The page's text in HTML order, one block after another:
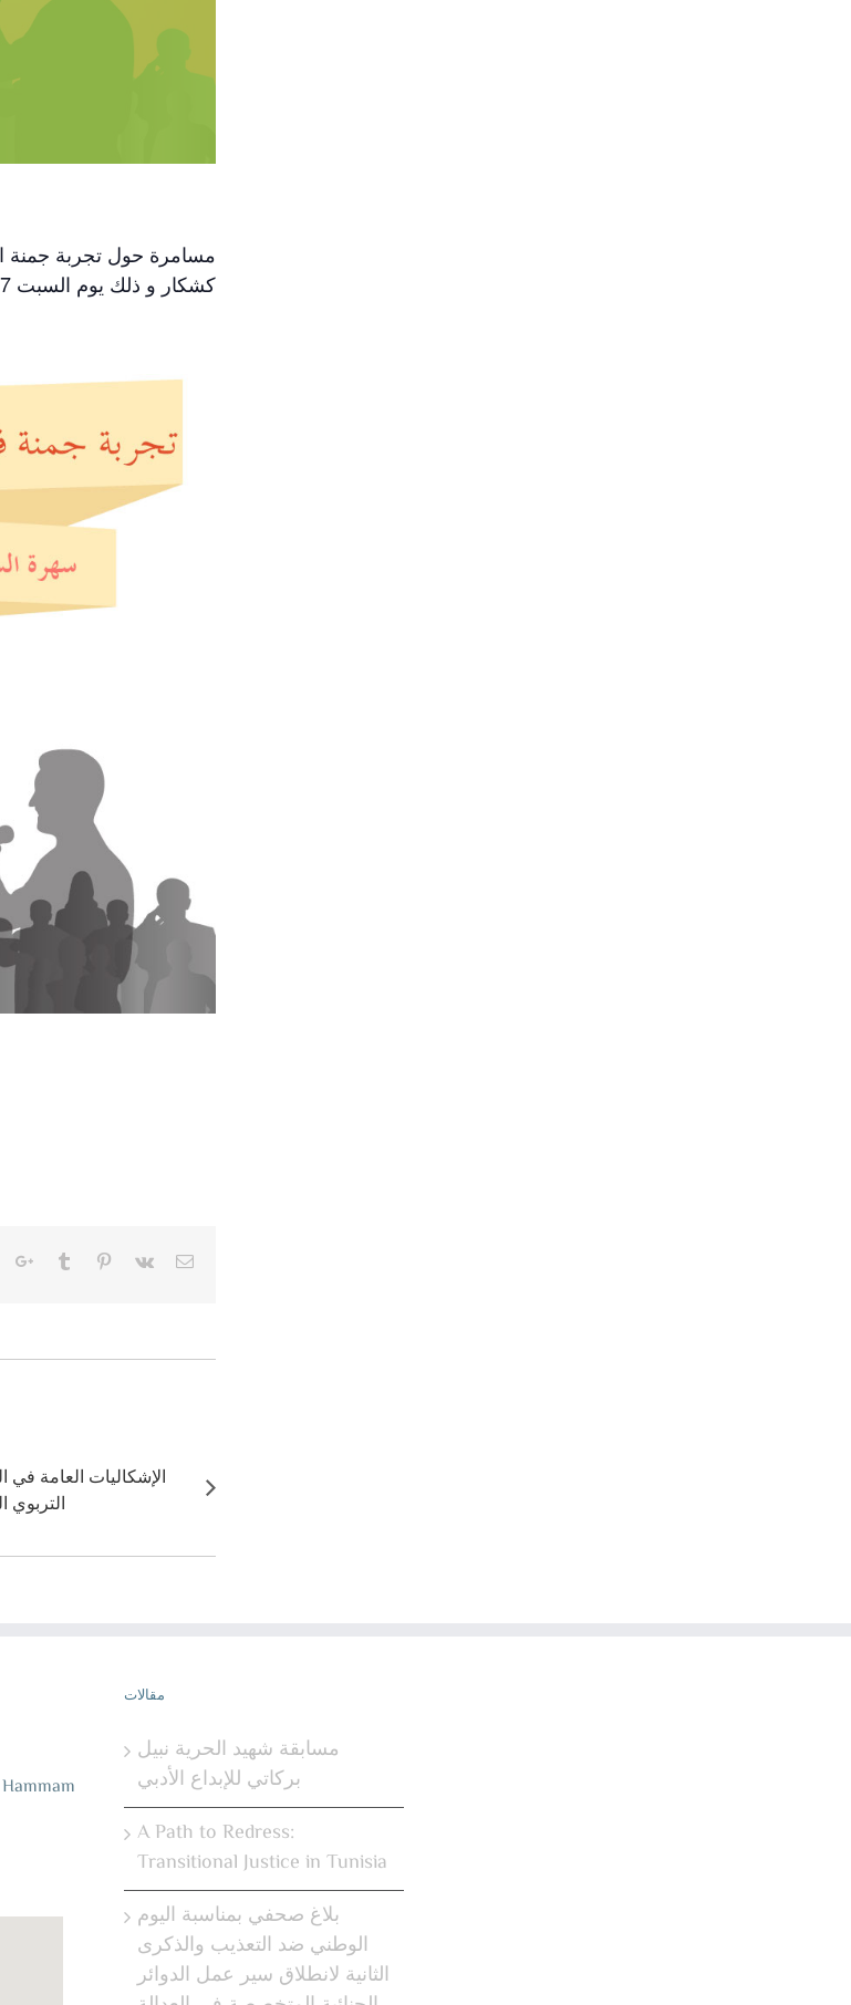
مسامرة حول تجربة جمنة
كشكار و ذلك يوم السبت 17جوان 2017بداية من الساعة الثامنة و النصف
Google+Tumblr Pinterest
Vk Email
الإشكاليات العامة في
التربوي
مقالات
مسابقة شهيد الحرية نبيل
بركاتي للإبداع الأدبي
A Path to Redress:
Transitional Justice in Tunisia
بلاغ صحفي بمناسبة اليوم
الوطني ضد التعذيب والذكرى
الثانية لانطلاق سير عمل الدوائر